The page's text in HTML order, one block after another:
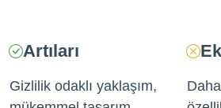
Artıları
Gizlilik odaklı yaklaşım,